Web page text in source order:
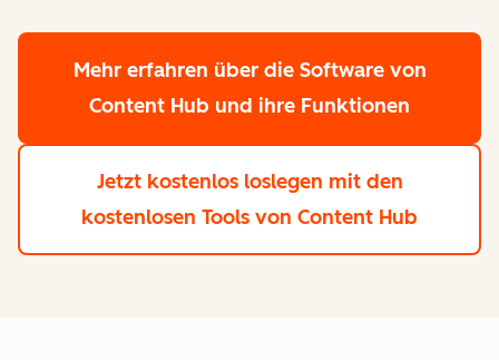
Mehr erfahren über die Software von
Content Hub und ihre Funktionen
Jetzt kostenlos loslegen mit den
kostenlosen Tools von Content Hub